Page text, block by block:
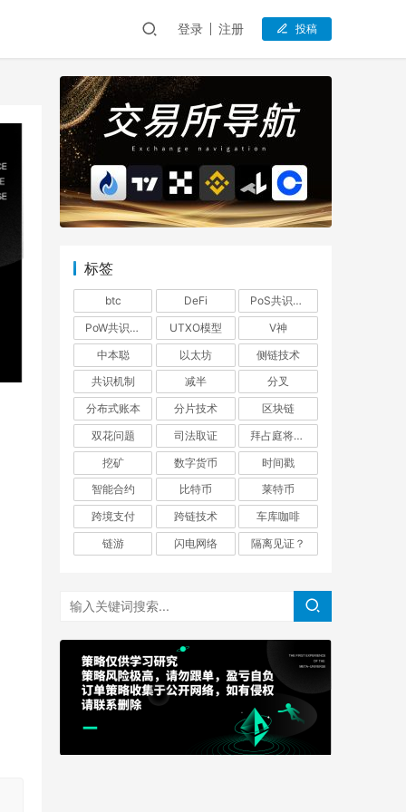
登录 注册 投稿
标签
btc DeFi
PoS共识机制
PoW共识机制
UTXO模型
V神
中本聪
以太坊
侧链技术
共识机制
减半
分叉
分布式账本
分片技术
区块链
双花问题
司法取证
拜占庭将军问题
挖矿
数字货币
时间戳
智能合约
比特币
莱特币
跨境支付
跨链技术
车库咖啡
链游
闪电网络 隔离见证？